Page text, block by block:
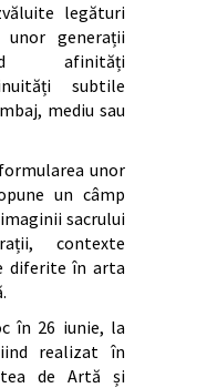
legături
generații
afinități
subtile
mediu sau
unor
un câmp
sacrului
contexte
diferite în arta
în 26 iunie, la
realizat în
de Artă și